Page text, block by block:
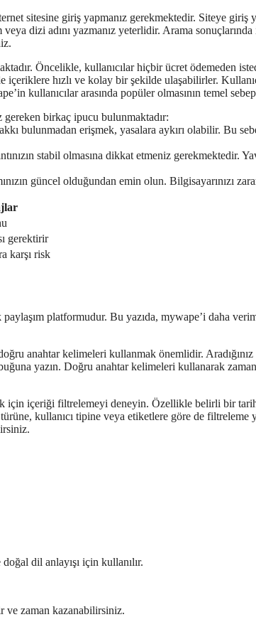
sitesine giriş yapmanız gerekmektedir. Siteye giriş
dizi adını yazmanız yeterlidir. Arama
Öncelikle, kullanıcılar hiçbir ücret ödemeden
içeriklere hızlı ve kolay bir şekilde ulaşabilirler.
kullanıcılar arasında popüler olmasının temel
gereken birkaç ipucu bulunmaktadır:
bulunmadan erişmek, yasalara aykırı olabilir. Bu
stabil olmasına dikkat etmeniz gerekmektedir.
güncel olduğundan emin olun. Bilgisayarınızı
gerektirir
karşı risk
platformudur. Bu yazıda, mywape’i daha
anahtar kelimeleri kullanmak önemlidir.
yazın. Doğru anahtar kelimeleri kullanarak
içeriği filtrelemeyi deneyin. Özellikle belirli bir tarih
kullanıcı tipine veya etiketlere göre de
dil anlayışı için kullanılır.
zaman kazanabilirsiniz.